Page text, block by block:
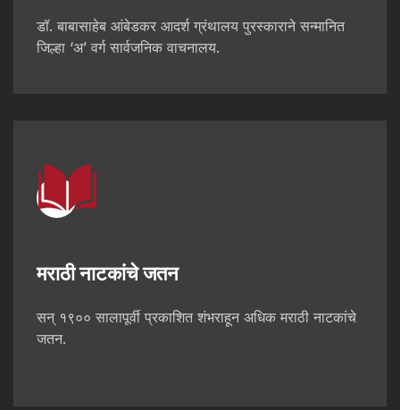
डॉ. बाबासाहेब आंबेडकर आदर्श ग्रंथालय पुरस्काराने सन्मानित
जिल्हा ‘अ’ वर्ग सार्वजनिक वाचनालय.
मराठी नाटकांचे जतन
सन् १९०० सालापूर्वी प्रकाशित शंभराहून अधिक मराठी नाटकांचे
जतन.